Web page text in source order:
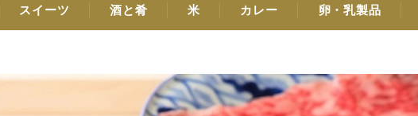
スイーツ 酒と肴 米 カレー 卵・乳製品